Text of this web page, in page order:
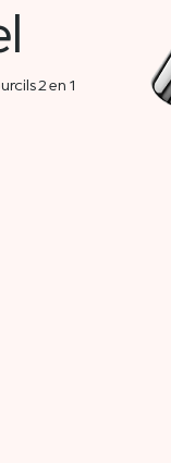
2 en 1